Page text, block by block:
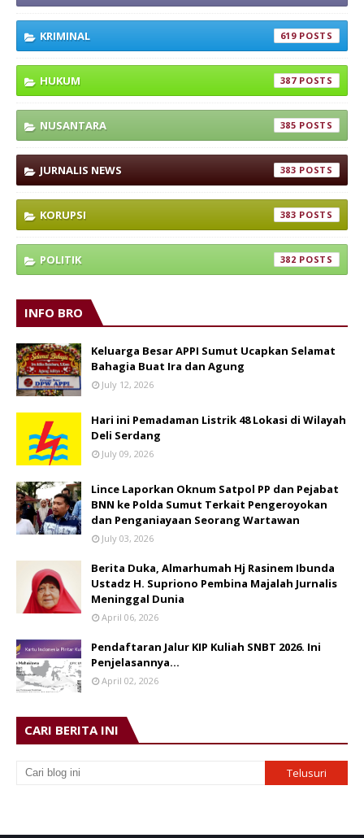
KRIMINAL 619
HUKUM 387
NUSANTARA 385
JURNALIS NEWS 383
KORUPSI 383
POLITIK 382
INFO BRO
Keluarga Besar APPI Sumut Ucapkan Selamat
Bahagia Buat Ira dan Agung
July 12, 2026
Hari ini Pemadaman Listrik 48 Lokasi di Wilayah
Deli Serdang
July 09, 2026
Lince Laporkan Oknum Satpol PP dan Pejabat
BNN ke Polda Sumut Terkait Pengeroyokan
dan Penganiayaan Seorang Wartawan
July 03, 2026
Berita Duka, Almarhumah Hj Rasinem Ibunda
Ustadz H. Supriono Pembina Majalah Jurnalis
Meninggal Dunia
April 06, 2026
Pendaftaran Jalur KIP Kuliah SNBT 2026. Ini
Penjelasannya…
April 02, 2026
CARI BERITA INI